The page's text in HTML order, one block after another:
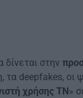
δίνεται στην
deepfakes, οι
χρήσης ΤΝ »